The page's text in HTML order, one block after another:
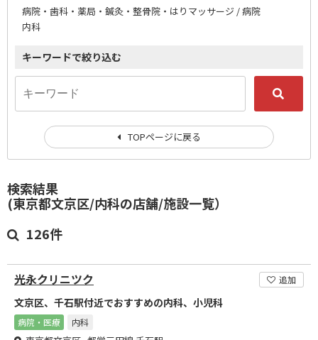
検索結果
(東京都文京区/内科の店舗/施設一覧）
126件
光永クリニツク 追加
文京区、千石駅付近でおすすめの内科、小児科
病院・医療 内科
病院・歯科・薬局・鍼灸・整骨院・はりマッサージ / 病院
内科
キーワードで絞り込む
TOPページに戻る